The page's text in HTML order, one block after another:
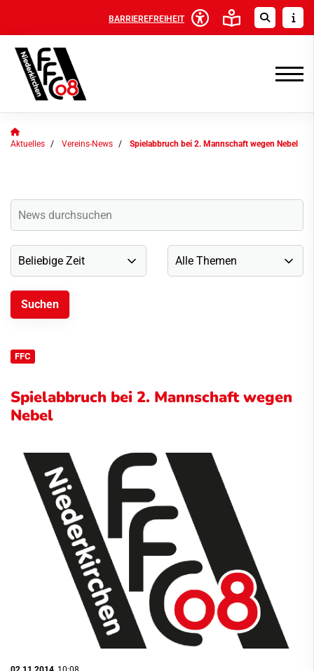
BARRIEREFREIHEIT
Aktuelles Vereins-News Spielabbruch bei 2. Mannschaft wegen Nebel
FFC
Spielabbruch bei 2. Mannschaft wegen
Nebel